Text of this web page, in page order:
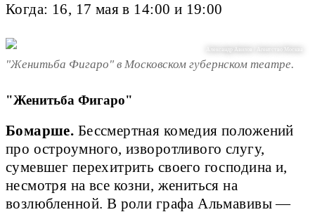
Когда: 16, 17 мая в 14:00 и 19:00
Александр Авилов / Агентство Москва
"Женитьба Фигаро" в Московском губернском театре.
"Женитьба Фигаро"
Бомарше. Бессмертная комедия положений
про остроумного, изворотливого слугу,
сумевшег перехитрить своего господина и,
несмотря на все козни, жениться на
возлюбленной. В роли графа Альмавивы —